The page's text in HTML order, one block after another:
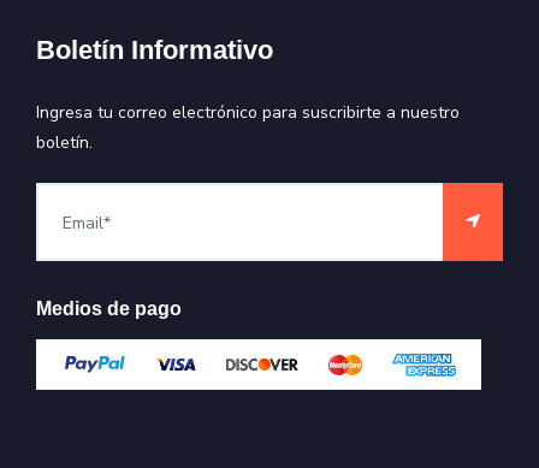
Boletín Informativo
Ingresa tu correo electrónico para suscribirte a nuestro
boletín.
Medios de pago